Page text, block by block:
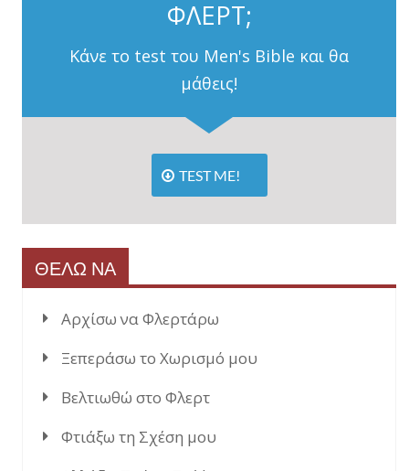
ΦΛΕΡΤ;
Κάνε το test του Men's Bible και θα
μάθεις!
TEST ME!
ΘΕΛΩ ΝΑ
Αρχίσω να Φλερτάρω
Ξεπεράσω το Χωρισμό μου
Βελτιωθώ στο Φλερτ
Φτιάξω τη Σχέση μου